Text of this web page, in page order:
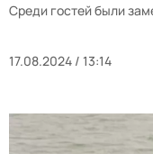
Среди гостей были
17.08.2024 / 13:14